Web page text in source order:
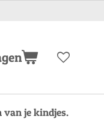
van je kindjes.